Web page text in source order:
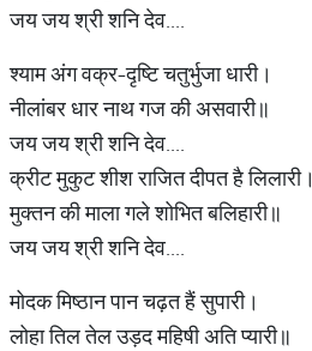
जय जय श्री शनि देव....
श्याम अंग वक्र-दृष्टि चतुर्भुजा धारी।
नीलांबर धार नाथ गज की असवारी॥
जय जय श्री शनि देव....
क्रीट मुकुट शीश राजित दीपत है लिलारी।
मुक्तन की माला गले शोभित बलिहारी॥
जय जय श्री शनि देव....
मोदक मिष्ठान पान चढ़त हैं सुपारी।
लोहा तिल तेल उड़द महिषी अति प्यारी॥